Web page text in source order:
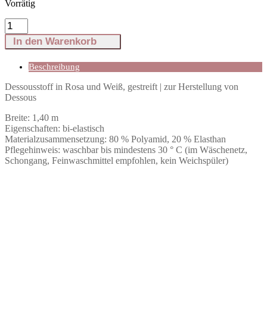
Vorrätig
Dessousstoff
in
Rosa
Weiß,
Menge
In den Warenkorb
Beschreibung
Dessousstoff in Rosa und Weiß, gestreift | zur Herstellung von
Dessous
Breite: 1,40 m
Eigenschaften: bi-elastisch
Materialzusammensetzung: 80 % Polyamid, 20 % Elasthan
Pflegehinweis: waschbar bis mindestens 30 ° C (im Wäschenetz,
Schongang, Feinwaschmittel empfohlen, kein Weichspüler)